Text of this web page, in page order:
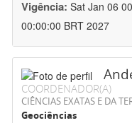
Vigência: Sat Jan 06
00:00:00 BRT 2027
COORDENADOR(A)
CIÊNCIAS EXATAS E DA
Geociências